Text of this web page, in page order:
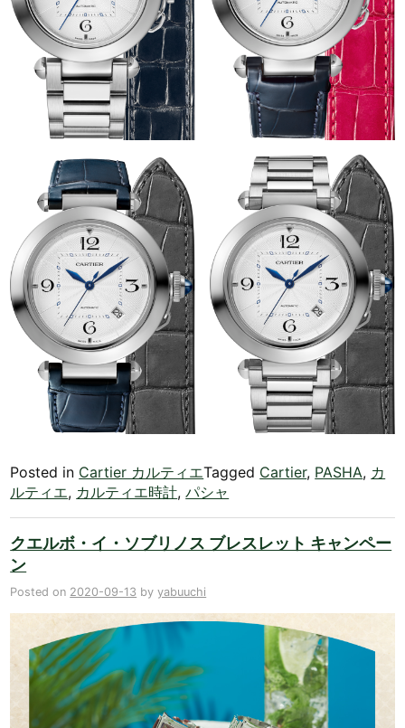
Posted in Cartier カルティエTagged Cartier, PASHA, カ
ルティエ, カルティエ時計,パシャ
クエルボ・イ・ソブリノス ブレスレット キャンペー
ン
Posted on 2020-09-13 byyabuuchi